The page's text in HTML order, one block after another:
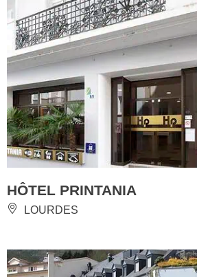
HÔTEL PRINTANIA
LOURDES